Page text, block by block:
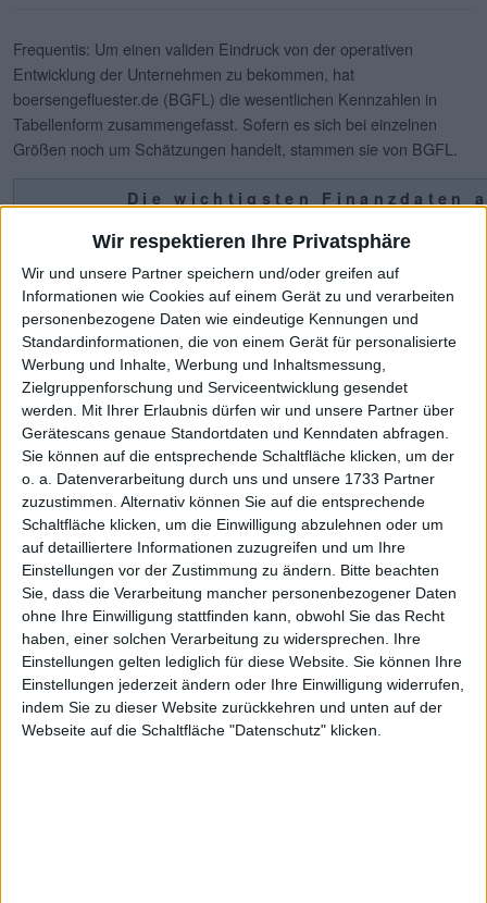
Wir respektieren Ihre Privatsphäre
Wir und unsere Partner speichern und/oder greifen auf
Informationen wie Cookies auf einem Gerät zu und verarbeiten
personenbezogene Daten wie eindeutige Kennungen und
Standardinformationen, die von einem Gerät für personalisierte
Werbung und Inhalte, Werbung und Inhaltsmessung,
Zielgruppenforschung und Serviceentwicklung gesendet
werden.
Mit Ihrer Erlaubnis dürfen wir und unsere Partner über
Gerätescans genaue Standortdaten und Kenndaten abfragen.
Sie können auf die entsprechende Schaltfläche klicken, um der
o. a. Datenverarbeitung durch uns und unsere 1733 Partner
zuzustimmen. Alternativ können Sie auf die entsprechende
Schaltfläche klicken, um die Einwilligung abzulehnen oder um
auf detailliertere Informationen zuzugreifen und um Ihre
Einstellungen vor der Zustimmung zu ändern.
Bitte beachten
Sie, dass die Verarbeitung mancher personenbezogener Daten
ohne Ihre Einwilligung stattfinden kann, obwohl Sie das Recht
haben, einer solchen Verarbeitung zu widersprechen. Ihre
Einstellungen gelten lediglich für diese Website. Sie können Ihre
Einstellungen jederzeit ändern oder Ihre Einwilligung widerrufen,
indem Sie zu dieser Website zurückkehren und unten auf der
Webseite auf die Schaltfläche "Datenschutz" klicken.
Frequentis: Um einen validen Eindruck von der operativen
Entwicklung der Unternehmen zu bekommen, hat
boersengefluester.de (BGFL) die wesentlichen Kennzahlen in
Tabellenform zusammengefasst. Sofern es sich bei einzelnen
Größen noch um Schätzungen handelt, stammen sie von BGFL.
Die wichtigsten Finanzdaten
2017
2018 2019 2020
Umsatzerlöse 1 266,93 285,76 303,63 299,37
1,2 20,02 21,59 30,18
EBITDA-Marge3 7,50 7,56 9,94 14,00 13,95
EBIT 14,32 15,60 17,22 26,81
EBIT-Marge5 5,37 5,46 5,67 8,96 8,69
Jahresüberschuss1 10,70 11,83 15,52 -3,39 20,77
Netto-Marge 4,01 4,14 5,11 -1,13
Cashflow1,7 16,69 4,56 17,73 54,75 48,75
Ergebnis je Aktie8 0,81 0,90 0,93 -0,30 1,50
Dividende8 0,00 0,10 0,15 0,15 0,20
Quelle: boersengefluester.de und Firmenangaben
Legende
in Mio. Euro; 2EBITDA = Ergebnis vor Zinsen, Steuern und